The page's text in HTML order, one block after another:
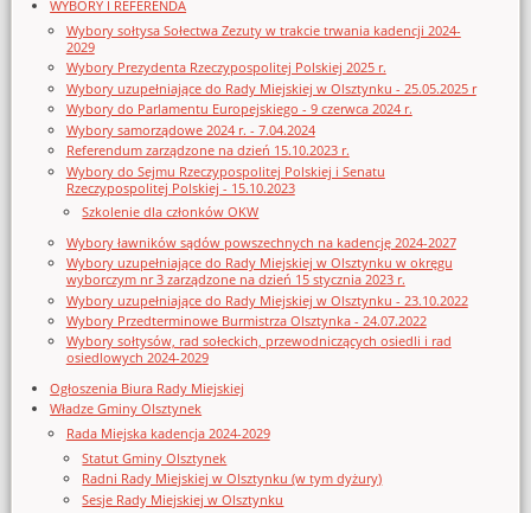
WYBORY I REFERENDA
Wybory sołtysa Sołectwa Zezuty w trakcie trwania kadencji 2024-
2029
Wybory Prezydenta Rzeczypospolitej Polskiej 2025 r.
Wybory uzupełniające do Rady Miejskiej w Olsztynku - 25.05.2025 r
Wybory do Parlamentu Europejskiego - 9 czerwca 2024 r.
Wybory samorządowe 2024 r. - 7.04.2024
Referendum zarządzone na dzień 15.10.2023 r.
Wybory do Sejmu Rzeczypospolitej Polskiej i Senatu
Rzeczypospolitej Polskiej - 15.10.2023
Szkolenie dla członków OKW
Wybory ławników sądów powszechnych na kadencję 2024-2027
Wybory uzupełniające do Rady Miejskiej w Olsztynku w okręgu
wyborczym nr 3 zarządzone na dzień 15 stycznia 2023 r.
Wybory uzupełniające do Rady Miejskiej w Olsztynku - 23.10.2022
Wybory Przedterminowe Burmistrza Olsztynka - 24.07.2022
Wybory sołtysów, rad sołeckich, przewodniczących osiedli i rad
osiedlowych 2024-2029
Ogłoszenia Biura Rady Miejskiej
Władze Gminy Olsztynek
Rada Miejska kadencja 2024-2029
Statut Gminy Olsztynek
Radni Rady Miejskiej w Olsztynku (w tym dyżury)
Sesje Rady Miejskiej w Olsztynku